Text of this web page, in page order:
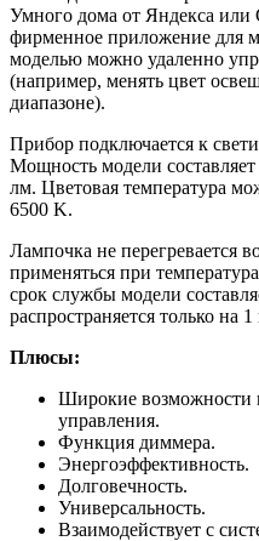
Умного дома от Яндекса или
фирменное приложение для
моделью можно удаленно
(например, менять цвет
диапазоне).
Прибор подключается к
Мощность модели
лм. Цветовая температура
6500 K.
Лампочка не перегревается
применяться при
срок службы модели
распространяется только на 1
Плюсы:
Широкие возможности
управления.
Функция диммера.
Энергоэффективность.
Долговечность.
Универсальность.
Взаимодействует с